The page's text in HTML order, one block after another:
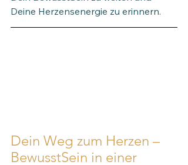
Deine Herzensenergie zu erinnern.
Dein Weg zum Herzen –
BewusstSein in einer